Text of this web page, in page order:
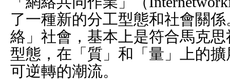
了一種新的分工型態和社會關
絡」社會，基本上是符合馬克
型態，在「質」和「量」上的
可逆轉的潮流。